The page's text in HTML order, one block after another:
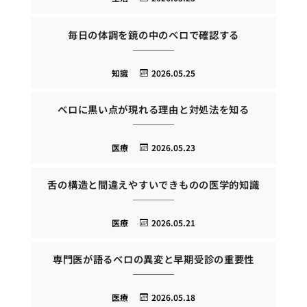
毎日の体調を鏡の中のベロで確認する
2026.05.25
知識
ベロに黒い点が現れる理由と対処法を知る
2026.05.23
医療
舌の構造と間違えやすいできものの医学的知識
2026.05.21
医療
専門医が語るベロの異変と早期受診の重要性
2026.05.18
医療